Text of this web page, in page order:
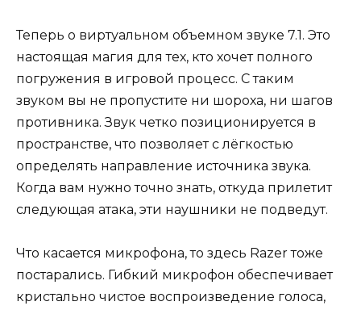
Теперь о виртуальном объемном звуке 7.1. Это
настоящая магия для тех, кто хочет полного
погружения в игровой процесс. С таким
звуком вы не пропустите ни шороха, ни шагов
противника. Звук четко позиционируется в
пространстве, что позволяет с лёгкостью
определять направление источника звука.
Когда вам нужно точно знать, откуда прилетит
следующая атака, эти наушники не подведут.
Что касается микрофона, то здесь Razer тоже
постарались. Гибкий микрофон обеспечивает
кристально чистое воспроизведение голоса,